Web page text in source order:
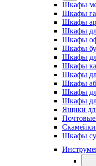
Шкафы
Шкафы
Шкафы
Шкафы
Шкафы
Шкафы
Шкафы
Шкафы
Шкафы
Шкафы
Шкафы
Шкафы
Ящики
Скамейки
Шкафы